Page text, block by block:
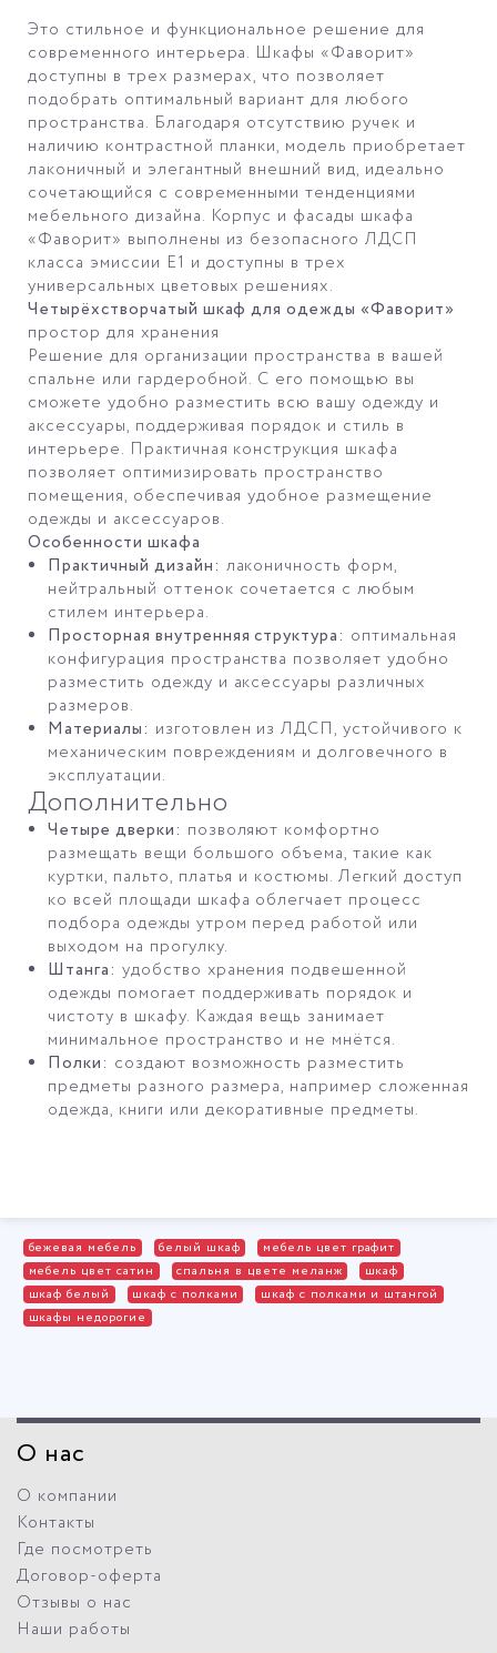
Это стильное и функциональное решение для
современного интерьера. Шкафы «Фаворит»
доступны в трех размерах, что позволяет
подобрать оптимальный вариант для любого
пространства. Благодаря отсутствию ручек и
наличию контрастной планки, модель приобретает
лаконичный и элегантный внешний вид, идеально
сочетающийся с современными тенденциями
мебельного дизайна. Корпус и фасады шкафа
«Фаворит» выполнены из безопасного ЛДСП
класса эмиссии Е1 и доступны в трех
универсальных цветовых решениях.
Четырёхстворчатый шкаф для одежды «Фаворит»
простор для хранения
Решение для организации пространства в вашей
спальне или гардеробной. С его помощью вы
сможете удобно разместить всю вашу одежду и
аксессуары, поддерживая порядок и стиль в
интерьере. Практичная конструкция шкафа
позволяет оптимизировать пространство
помещения, обеспечивая удобное размещение
одежды и аксессуаров.
Особенности шкафа
Практичный дизайн: лаконичность форм,
нейтральный оттенок сочетается с любым
стилем интерьера.
Просторная внутренняя структура: оптимальная
конфигурация пространства позволяет удобно
разместить одежду и аксессуары различных
размеров.
Материалы: изготовлен из ЛДСП, устойчивого к
механическим повреждениям и долговечного в
эксплуатации.
Дополнительно
Четыре дверки: позволяют комфортно
размещать вещи большого объема, такие как
куртки, пальто, платья и костюмы. Легкий доступ
ко всей площади шкафа облегчает процесс
подбора одежды утром перед работой или
выходом на прогулку.
Штанга: удобство хранения подвешенной
одежды помогает поддерживать порядок и
чистоту в шкафу. Каждая вещь занимает
минимальное пространство и не мнётся.
Полки: создают возможность разместить
предметы разного размера, например сложенная
одежда, книги или декоративные предметы.
бежевая мебель белый шкаф
мебель цвет графит
мебель цвет сатин
спальня в цвете меланж
шкаф
шкаф белый
шкаф с полками
шкаф с полками и штангой
шкафы недорогие
О нас
О компании
Контакты
Где посмотреть
Договор-оферта
Отзывы о нас
Наши работы